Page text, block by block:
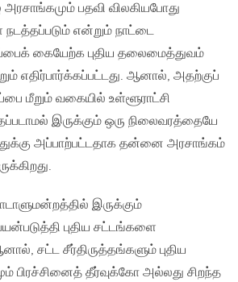
பதவி விலகியபோது
என்றும் நாட்டை
கையேற்க புதிய தலைமைத்துவம்
எதிர்பார்க்கப்பட்டது. ஆனால், அதற்குப்
மீறும் வகையில் உள்ளூராட்சி
இருக்கும் ஒரு நிலைவரத்தையே
அப்பாற்பட்டதாக தன்னை அரசாங்கம்
இருக்கும்
புதிய சட்டங்களை
சட்ட சீர்திருத்தங்களும் புதிய
பிரச்சினைத் தீர்வுக்கோ அல்லது சிறந்த